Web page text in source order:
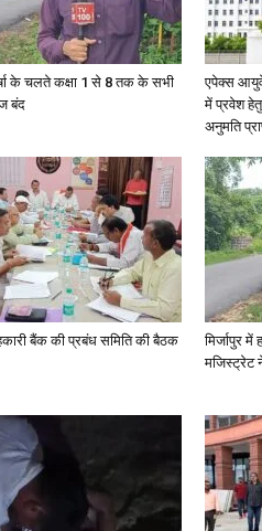
के चलते कक्षा 1 से 8 तक के सभी
बंद
एपेक्स
में प्रवेश
अनुमति
बैंक की प्रबंध समिति की बैठक
मिर्जापुर
मजिस्ट्रेट